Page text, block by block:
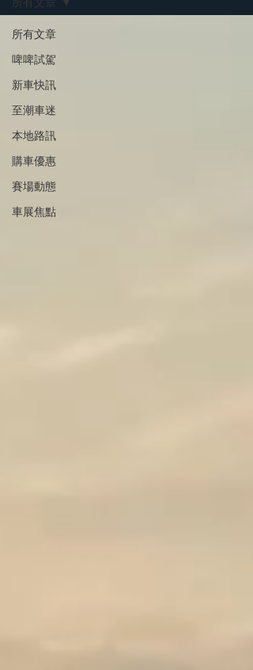
所有文章
啤啤試駕
新車快訊
至潮車迷
本地路訊
購車優惠
賽場動態
車展焦點